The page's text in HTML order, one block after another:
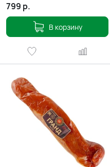
799 р.
В корзину